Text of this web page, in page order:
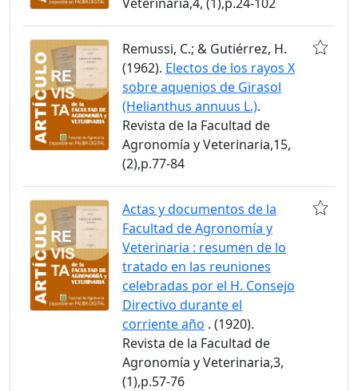
Remussi, C.; & Gutiérrez, H.
(1962). Electos de los rayos X
sobre aquenios de Girasol
(Helianthus annuus L.).
Revista de la Facultad de
Agronomía y Veterinaria,15,
(2),p.77-84
Actas y documentos de la
Facultad de Agronomía y
Veterinaria : resumen de lo
tratado en las reuniones
celebradas por el H. Consejo
Directivo durante el
corriente año . (1920).
Revista de la Facultad de
Agronomía y Veterinaria,3,
(1),p.57-76